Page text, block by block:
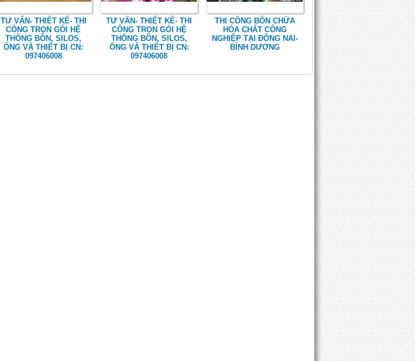
TƯ VẤN- THIẾT KẾ- THI
CÔNG TRỌN GÓI HỆ
THỐNG BỒN, SILOS,
ỐNG VÀ THIẾT BỊ CN:
097406008
TƯ VẤN- THIẾT KẾ- THI
CÔNG TRỌN GÓI HỆ
THỐNG BỒN, SILOS,
ỐNG VÀ THIẾT BỊ CN:
097406008
THI CÔNG BỒN CHỨA
HÓA CHẤT CÔNG
NGHIỆP TẠI ĐỒNG NAI-
BÌNH DƯƠNG